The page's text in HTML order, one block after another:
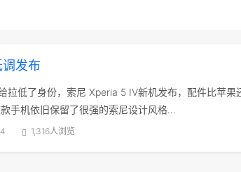
发布
拉低了身份，索尼 Xperia 5 IV新机发布，配件比苹果
手机依旧保留了很强的索尼设计风格…
1,316人浏览